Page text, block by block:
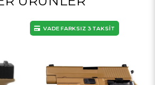
VADE FARKSIZ 3 TAKSİT